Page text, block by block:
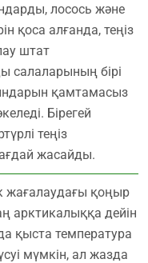
лосось және
қоса алғанда, теңіз
штат
салаларының бірі
қамтамасыз
Бірегей
теңіз
жасайды.
жағалаудағы қоңыр
арктикалыққа дейін
қыста температура
мүмкін, ал жазда